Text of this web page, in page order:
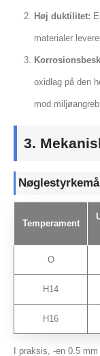
Høj duktilitet:
materialer
oxidlag på den
mod miljøangreb.
3.
Temperament
O
H14
H16
I praksis, -en 0.5